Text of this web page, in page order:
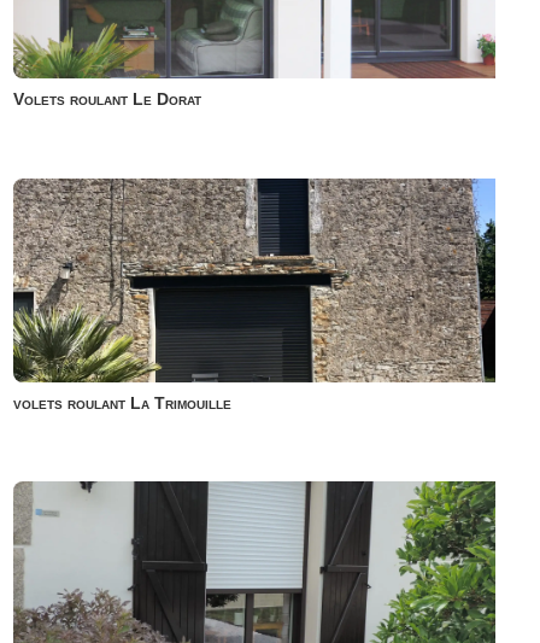
Volets roulant Le Dorat
volets roulant La Trimouille